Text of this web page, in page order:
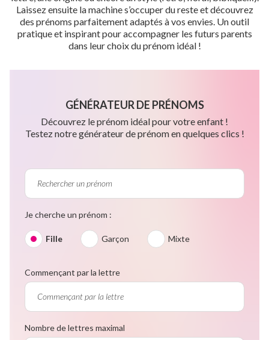
Laissez ensuite la machine s’occuper du reste et découvrez
des prénoms parfaitement adaptés à vos envies. Un outil
pratique et inspirant pour accompagner les futurs parents
dans leur choix du prénom idéal !
GÉNÉRATEUR DE PRÉNOMS
Découvrez le prénom idéal pour votre enfant !
Testez notre générateur de prénom en quelques clics !
Je cherche un prénom :
Fille Garçon Mixte
Commençant par la lettre
Nombre de lettres maximal